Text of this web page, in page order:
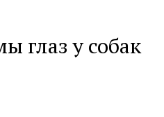
глаз у собак